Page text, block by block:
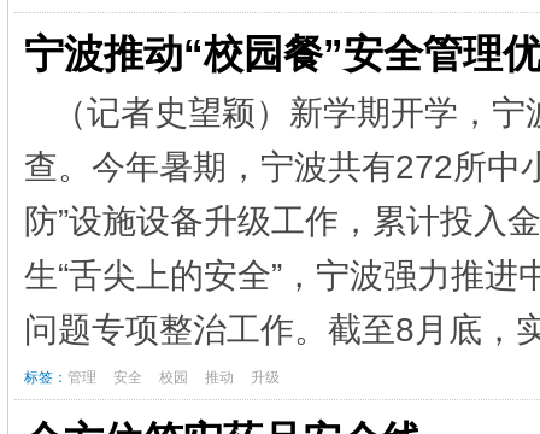
宁波推动“校园餐”安全管理
（记者史望颖）新学期开学，
查。今年暑期，宁波共有272所中
防”设施设备升级工作，累计投
生“舌尖上的安全”，宁波强力推
问题专项整治工作。截至8月底，
标签： 管理 安全 校园 推动 升级